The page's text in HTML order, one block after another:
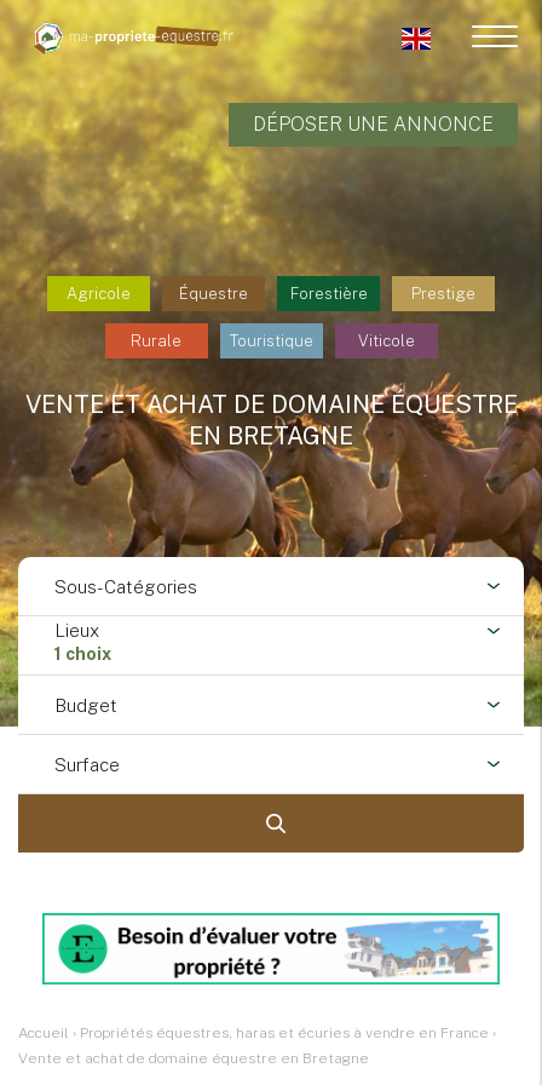
DÉPOSER UNE ANNONCE
Agricole Équestre Forestière Prestige
Rurale Touristique Viticole
VENTE ET ACHAT DE DOMAINE ÉQUESTRE
EN BRETAGNE
Sous-Catégories
Lieux
1 choix
Budget
Surface
Accueil › Propriétés équestres, haras et écuries à vendre en France ›
Vente et achat de domaine équestre en Bretagne